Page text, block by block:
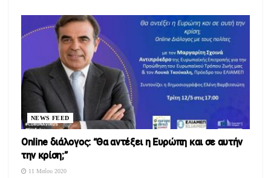
NEWS FEED
Οnline διάλογος: “Θα αντέξει η Ευρώπη και σε αυτήν
την κρίση;”
11 Μαΐου 2020